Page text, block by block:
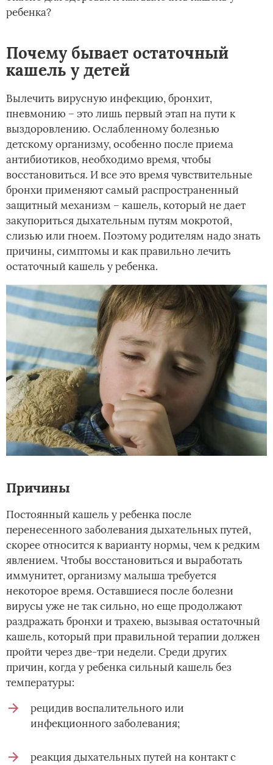
ребенка?
Почему бывает остаточный
кашель у детей
Вылечить вирусную инфекцию, бронхит,
пневмонию – это лишь первый этап на пути к
выздоровлению. Ослабленному болезнью
детскому организму, особенно после приема
антибиотиков, необходимо время, чтобы
восстановиться. И все это время чувствительные
бронхи применяют самый распространенный
защитный механизм – кашель, который не дает
закупориться дыхательным путям мокротой,
слизью или гноем. Поэтому родителям надо знать
причины, симптомы и как правильно лечить
остаточный кашель у ребенка.
Причины
Постоянный кашель у ребенка после
перенесенного заболевания дыхательных путей,
скорее относится к варианту нормы, чем к редким
явлением. Чтобы восстановиться и выработать
иммунитет, организму малыша требуется
некоторое время. Оставшиеся после болезни
вирусы уже не так сильно, но еще продолжают
раздражать бронхи и трахею, вызывая остаточный
кашель, который при правильной терапии должен
пройти через две-три недели. Среди других
причин, когда у ребенка сильный кашель без
температуры:
рецидив воспалительного или
инфекционного заболевания;
реакция дыхательных путей на контакт с